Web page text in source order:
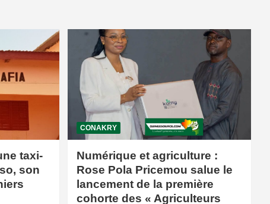
taxi-
son
CONAKRY
Numérique et agriculture :
Rose Pola Pricemou salue le
lancement de la première
cohorte des « Agriculteurs